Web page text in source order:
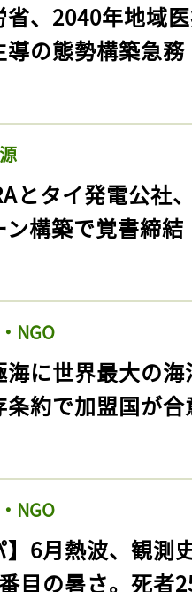
省、2040年地域
の態勢構築急務
とタイ発電公社
ン構築で覚書締結
NGO
海に世界最大の
約で加盟国が合
NGO
】6月熱波、観
目の暑さ。死者